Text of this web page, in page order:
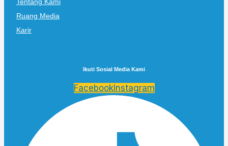
Tentang Kami
Ruang Media
Karir
Ikuti Sosial Media Kami
FacebookInstagram